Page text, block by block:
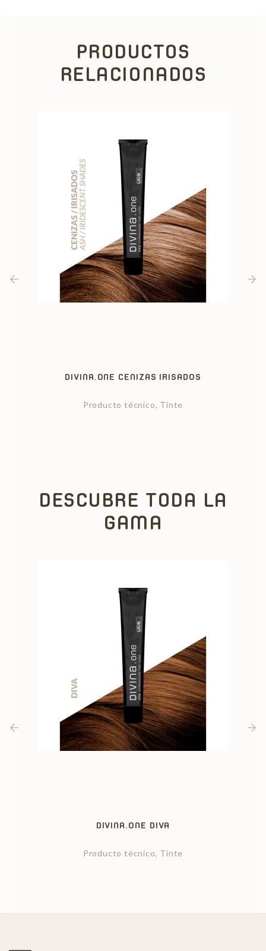
PRODUCTOS
RELACIONADOS
DIVINA.ONE CENIZAS IRISADOS
Producto técnico, Tinte
DESCUBRE TODA LA
GAMA
DIVINA.ONE DIVA
Producto técnico, Tinte